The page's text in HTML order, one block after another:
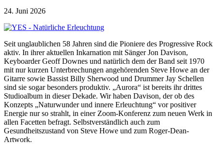
24. Juni 2026
Seit unglaublichen 58 Jahren sind die Pioniere des Progressive Rock
aktiv. In ihrer aktuellen Inkarnation mit Sänger Jon Davison,
Keyboarder Geoff Downes und natürlich dem der Band seit 1970
mit nur kurzen Unterbrechungen angehörenden Steve Howe an der
Gitarre sowie Bassist Billy Sherwood und Drummer Jay Schellen
sind sie sogar besonders produktiv. „Aurora“ ist bereits ihr drittes
Studioalbum in dieser Dekade. Wir haben Davison, der ob des
Konzepts „Naturwunder und innere Erleuchtung“ vor positiver
Energie nur so strahlt, in einer Zoom-Konferenz zum neuen Werk in
allen Facetten befragt. Selbstverständlich auch zum
Gesundheitszustand von Steve Howe und zum Roger-Dean-
Artwork.